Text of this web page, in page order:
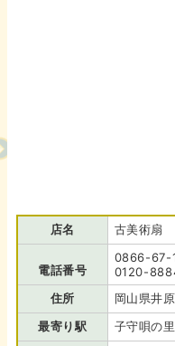
店名 古美術扇
電話番号
0866-67-
0120-
住所
岡山県井
最寄り駅
子守唄の